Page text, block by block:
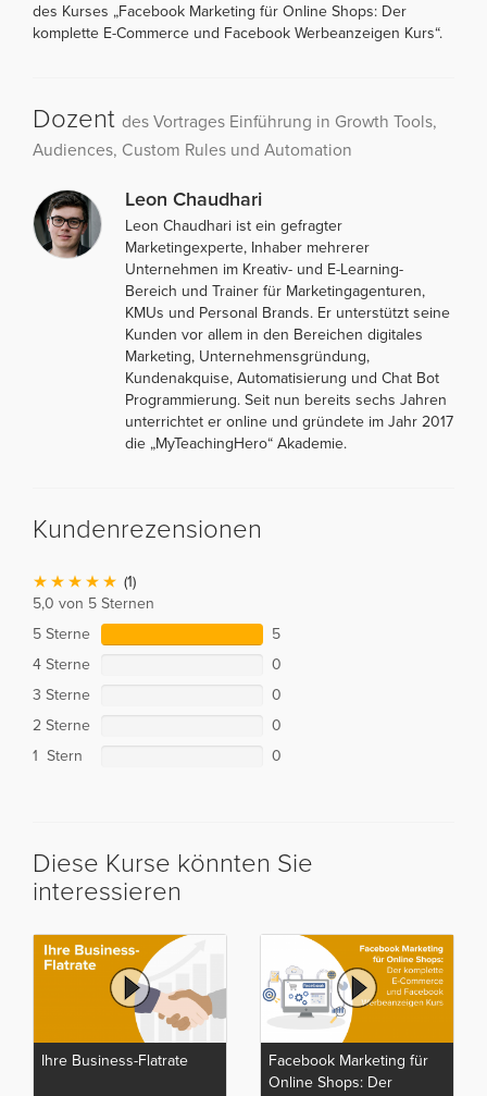
des Kurses „Facebook Marketing für Online Shops: Der
komplette E-Commerce und Facebook Werbeanzeigen Kurs“.
Dozent des Vortrages Einführung in Growth Tools,
Audiences, Custom Rules und Automation
Leon Chaudhari
Leon Chaudhari ist ein gefragter
Marketingexperte, Inhaber mehrerer
Unternehmen im Kreativ- und E-Learning-
Bereich und Trainer für Marketingagenturen,
KMUs und Personal Brands. Er unterstützt seine
Kunden vor allem in den Bereichen digitales
Marketing, Unternehmensgründung,
Kundenakquise, Automatisierung und Chat Bot
Programmierung. Seit nun bereits sechs Jahren
unterrichtet er online und gründete im Jahr 2017
die „MyTeachingHero“ Akademie.
Kundenrezensionen
(1)
5,0 von 5 Sternen
5 Sterne
5
4 Sterne
0
3 Sterne
0
2 Sterne
0
1 Stern
0
Diese Kurse könnten Sie
interessieren
Ihre Business-Flatrate
Facebook Marketing für
Online Shops: Der